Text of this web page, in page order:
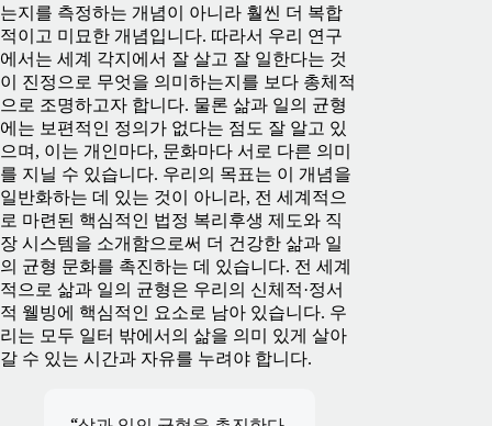
는지를 측정하는 개념이 아니라 훨씬 더 복합
적이고 미묘한 개념입니다. 따라서 우리 연구
에서는 세계 각지에서 잘 살고 잘 일한다는 것
이 진정으로 무엇을 의미하는지를 보다 총체적
으로 조명하고자 합니다. 물론 삶과 일의 균형
에는 보편적인 정의가 없다는 점도 잘 알고 있
으며, 이는 개인마다, 문화마다 서로 다른 의미
를 지닐 수 있습니다. 우리의 목표는 이 개념을
일반화하는 데 있는 것이 아니라, 전 세계적으
로 마련된 핵심적인 법정 복리후생 제도와 직
장 시스템을 소개함으로써 더 건강한 삶과 일
의 균형 문화를 촉진하는 데 있습니다. 전 세계
적으로 삶과 일의 균형은 우리의 신체적·정서
적 웰빙에 핵심적인 요소로 남아 있습니다. 우
리는 모두 일터 밖에서의 삶을 의미 있게 살아
갈 수 있는 시간과 자유를 누려야 합니다.